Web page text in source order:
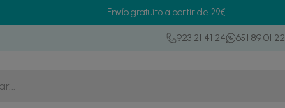
Envío gratuito a partir de 29€
923 21 41 24 651 89 01 22